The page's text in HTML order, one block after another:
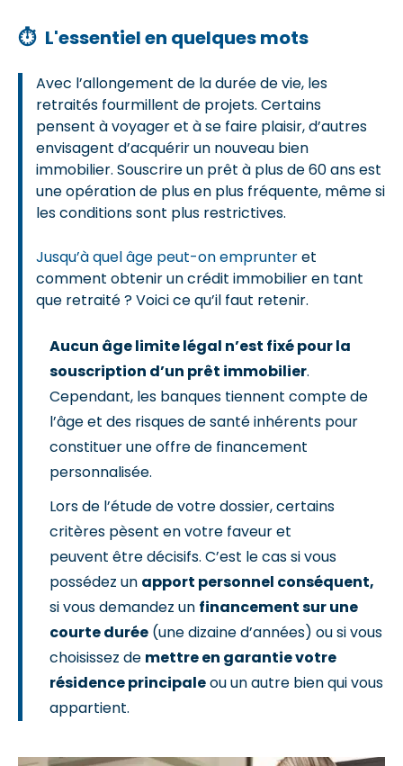
⏱ L'essentiel en quelques mots
Avec l’allongement de la durée de vie, les
retraités fourmillent de projets. Certains
pensent à voyager et à se faire plaisir, d’autres
envisagent d’acquérir un nouveau bien
immobilier. Souscrire un prêt à plus de 60 ans est
une opération de plus en plus fréquente, même si
les conditions sont plus restrictives.
Jusqu’à quel âge peut-on emprunteret
comment obtenir un crédit immobilier en tant
que retraité ? Voici ce qu’il faut retenir.
Aucun âge limite légal n’est fixé pour la
souscription d’un prêt immobilier.
Cependant, les banques tiennent compte de
l’âge et des risques de santé inhérents pour
constituer une offre de financement
personnalisée.
Lors de l’étude de votre dossier, certains
critères pèsent en votre faveur et
peuvent être décisifs. C’est le cas si vous
possédez un apport personnel conséquent,
si vous demandez un financement sur une
courte durée (une dizaine d’années) ou si vous
choisissez de mettre en garantie votre
résidence principaleou un autre bien qui vous
appartient.